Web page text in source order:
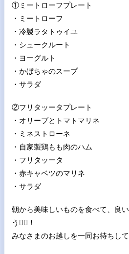
①ミートローフプレート
・ミートローフ
・冷製ラタトゥイユ
・シュークルート
・ヨーグルト
・かぼちゃのスープ
・サラダ
②フリタッータプレート
・オリーブとトマトマリネ
・ミネストローネ
・自家製鶏もも肉のハム
・フリタッータ
・赤キャベツのマリネ
・サラダ
朝から美味しいものを食べて、良
う 🙆 ！
みなさまのお越しを一同お待ちして